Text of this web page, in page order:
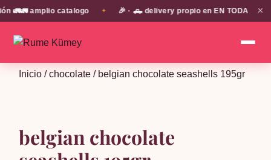
🚛🚛 amplio catalogo 🎉 · 🛻 delivery propio en EN TODA LA ✕
Inicio /chocolate / belgian chocolate seashells 195gr
belgian chocolate